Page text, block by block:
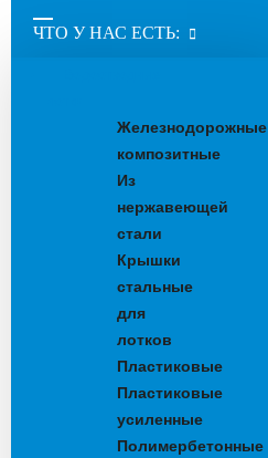
ЧТО У НАС ЕСТЬ:
Железнодорожные
композитные
Из
нержавеющей
стали
Крышки
стальные
для
лотков
Пластиковые
Пластиковые
усиленные
Полимербетонные